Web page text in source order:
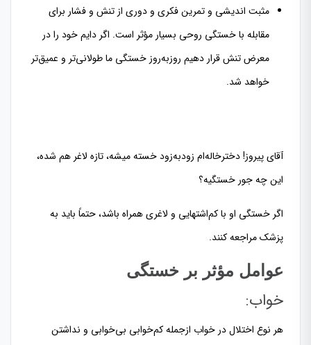
مثبت اندیشی و تمرین فکری و دوری از تنش و فشار برای
مقابله با خستگی روحی بسیار مؤثر است. اگر دایم خود را در
معرض تنش قرار دهیم روزبه‌روز خستگی ما طولانی‌تر و عمیق‌تر
خواهد شد.
آقای پیروز! دخترخاله‌ام زودبه‌زود خسته میشه، تازه لاغر هم شده،
این چه جور خستگیه؟
اگر خستگی او با کم‌اشتهایی و لاغری همراه باشد، حتماً باید به
پزشک مراجعه کنند.
عوامل مؤثر بر خستگی
خواب:
هر نوع اختلال در خواب ازجمله کم‌خوابی بی‌خوابی و نداشتن